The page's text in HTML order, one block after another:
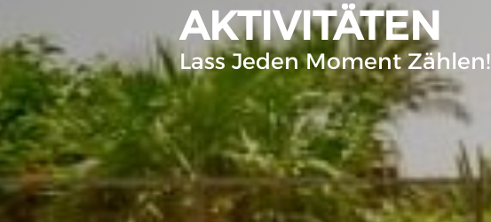
AKTIVITÄTEN
Lass Jeden Moment Zählen!